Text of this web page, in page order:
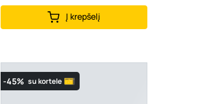
Į krepšelį
-45% su kortele